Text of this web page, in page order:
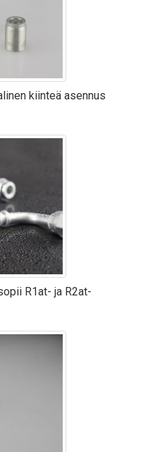
kiinteä asennus
R1at- ja R2at-